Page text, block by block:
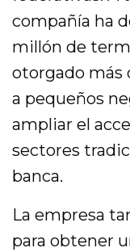
compañía ha
millón de
otorgado más
a pequeños
ampliar el
sectores
banca.
La empresa
para obtener